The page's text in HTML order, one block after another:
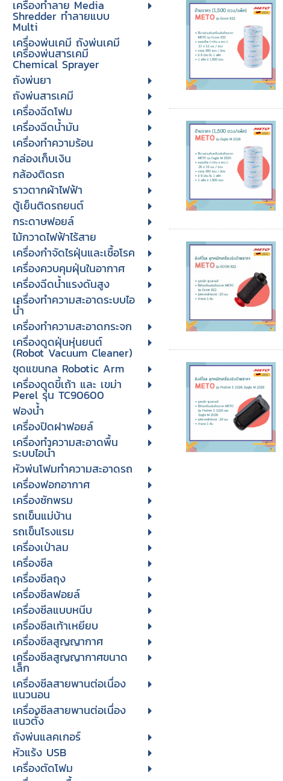
เครื่องทำลาย Media
Shredder ทำลายแบบ
Multi
เครื่องพ่นเคมี ถังพ่นเคมี
เครื่องพ่นสารเคมี
Chemical Sprayer
ถังพ่นยา
ถังพ่นสารเคมี
เครื่องฉีดโฟม
เครื่องฉีดน้ำมัน
เครื่องทำความร้อน
กล่องเก็บเงิน
กล้องติดรถ
ราวตากผ้าไฟฟ้า
ตู้เย็นติดรถยนต์
กระดาษฟอยล์
ไม้กวาดไฟฟ้าไร้สาย
เครื่องกำจัดไรฝุ่นและเชื้อโรค
เครื่องควบคุมฝุ่นในอากาศ
เครื่องฉีดน้ำแรงดันสูง
เครื่องทำความสะอาดระบบไอ
น้ำ
เครื่องทำความสะอาดกระจก
เครื่องดูดฝุ่นหุ่นยนต์
(Robot Vacuum Cleaner)
ชุดแขนกล Robotic Arm
เครื่องดูดขี้เถ้า และ เขม่า
Perel รุ่น TC90600
ฟองน้ำ
เครื่องปิดฝาฟอยล์
เครื่องทำความสะอาดพื้น
ระบบไอน้ำ
หัวพ่นโฟมทำความสะอาดรถ
เครื่องฟอกอากาศ
เครื่องซักพรม
รถเข็นแม่บ้าน
รถเข็นโรงแรม
เครื่องเป่าลม
เครื่องซีล
เครื่องซีลถุง
เครื่องซีลฟอยล์
เครื่องซีลแบบหนีบ
เครื่องซีลเท้าเหยียบ
เครื่องซีลสูญญากาศ
เครื่องซีลสูญญากาศขนาด
เล็ก
เครื่องซีลสายพานต่อเนื่อง
แนวนอน
เครื่องซีลสายพานต่อเนื่อง
แนวตั้ง
ถังพ่นแลคเกอร์
หัวแร้ง USB
เครื่องตัดโฟม